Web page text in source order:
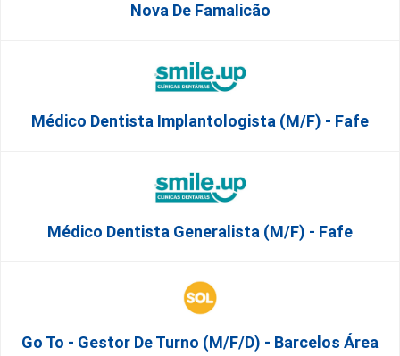
Nova De Famalicão
Médico Dentista Implantologista (M/F) - Fafe
Médico Dentista Generalista (M/F) - Fafe
Go To - Gestor De Turno (m/f/d) - Barcelos Área